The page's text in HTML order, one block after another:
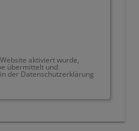
aktiviert wurde,
übermittelt und
der Datenschutzerklärung